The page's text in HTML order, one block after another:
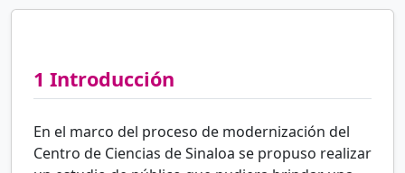
1 Introducción
En el marco del proceso de modernización del
Centro de Ciencias de Sinaloa se propuso realizar